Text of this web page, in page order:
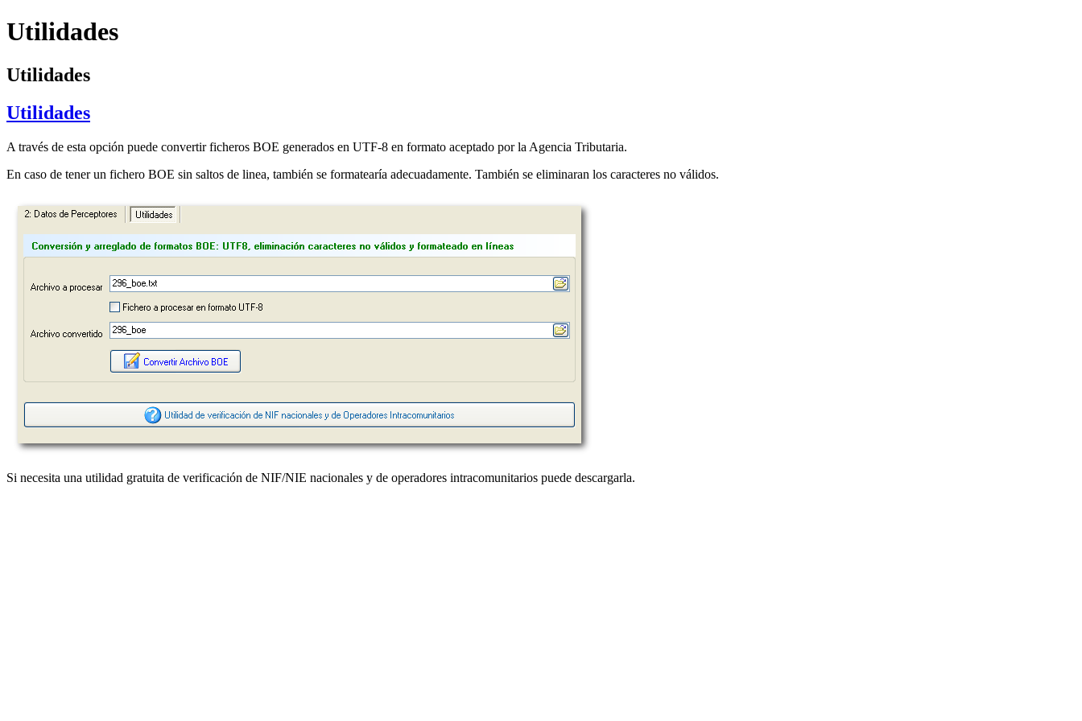
Utilidades
Utilidades
Utilidades
A través de esta opción puede convertir ficheros BOE generados en UTF-8 en formato aceptado por la Agencia Tributaria.
En caso de tener un fichero BOE sin saltos de linea, también se formatearía adecuadamente. También se eliminaran los caracteres no válidos.
Si necesita una utilidad gratuita de verificación de NIF/NIE nacionales y de operadores intracomunitarios puede descargarla.